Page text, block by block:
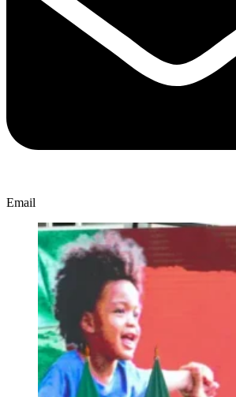
Email